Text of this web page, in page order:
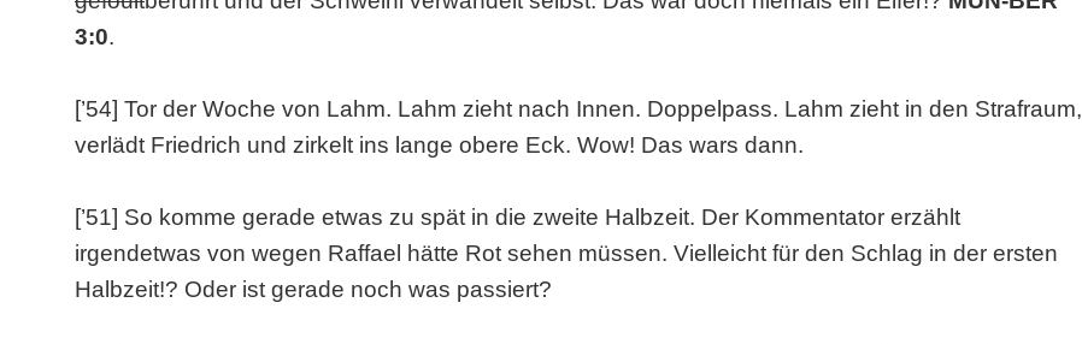
3:0.
[’54] Tor der Woche von Lahm. Lahm zieht nach Innen. Doppelpass. Lahm zieht in den Strafraum,
verlädt Friedrich und zirkelt ins lange obere Eck. Wow! Das wars dann.
[’51] So komme gerade etwas zu spät in die zweite Halbzeit. Der Kommentator erzählt
irgendetwas von wegen Raffael hätte Rot sehen müssen. Vielleicht für den Schlag in der ersten
Halbzeit!? Oder ist gerade noch was passiert?